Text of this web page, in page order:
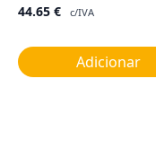
44.65 € c/IVA
Adicionar